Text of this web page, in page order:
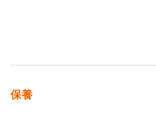
保養